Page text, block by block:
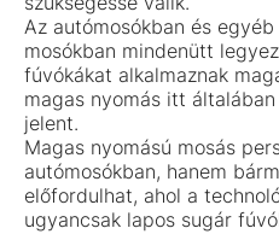
Az autómosókban és
mosókban mindenütt
fúvókákat alkalmaznak
magas nyomás itt
jelent.
Magas nyomású mosás
autómosókban, hanem
előfordulhat, ahol a
ugyancsak lapos sugár